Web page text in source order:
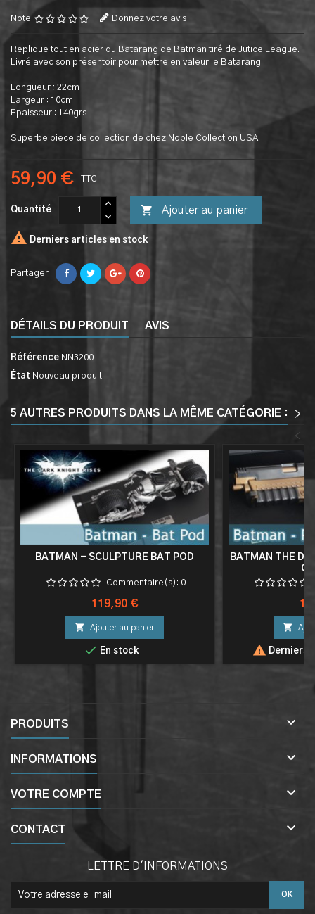
Note Donnez votre avis
Replique tout en acier du Batarang de Batman tiré de Jutice League.
Livré avec son présentoir pour mettre en valeur le Batarang.
Longueur : 22cm
Largeur : 10cm
Epaisseur : 140grs
Superbe piece de collection de chez Noble Collection USA.
59,90 € TTC
Quantité  Ajouter au panier
 Derniers articles en stock
Partager
DÉTAILS DU PRODUIT AVIS
Référence NN3200
État Nouveau produit
5 AUTRES PRODUITS DANS LA MÊME CATÉGORIE :
>
<
BATMAN - SCULPTURE BAT POD
Commentaire(s): 0
Prix
119,90 €
 Ajouter au panier
 En stock
BATMAN THE

 Derniers
PRODUITS 
INFORMATIONS 
VOTRE COMPTE 
CONTACT 
LETTRE D'INFORMATIONS